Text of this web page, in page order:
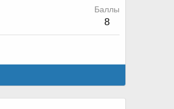
Баллы
8